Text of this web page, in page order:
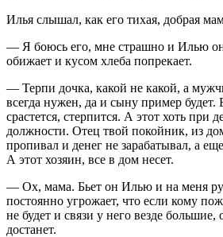
Илья слышал, как его тихая, добрая
— Я боюсь его, мне страшно и Илью
обижает и кусом хлеба попрекает.
— Терпи дочка, какой не какой, а
всегда нужен, да и сыну пример будет.
срастется, стерпится. А этот хоть при
должности. Отец твой покойник, из
пропивал и денег не зарабатывал, а
А этот хозяин, все в дом несет.
— Ох, мама. Бьет он Илью и на меня
постоянно угрожает, что если кому
не будет и связи у него везде большие,
достанет.